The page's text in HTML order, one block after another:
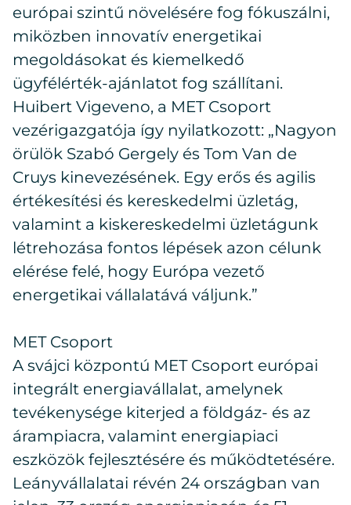
európai szintű növelésére fog fókuszálni,
miközben innovatív energetikai
megoldásokat és kiemelkedő
ügyfélérték-ajánlatot fog szállítani.
Huibert Vigeveno, a MET Csoport
vezérigazgatója így nyilatkozott: „Nagyon
örülök Szabó Gergely és Tom Van de
Cruys kinevezésének. Egy erős és agilis
értékesítési és kereskedelmi üzletág,
valamint a kiskereskedelmi üzletágunk
létrehozása fontos lépések azon célunk
elérése felé, hogy Európa vezető
energetikai vállalatává váljunk.”
MET Csoport
A svájci központú MET Csoport európai
integrált energiavállalat, amelynek
tevékenysége kiterjed a földgáz- és az
árampiacra, valamint energiapiaci
eszközök fejlesztésére és működtetésére.
Leányvállalatai révén 24 országban van